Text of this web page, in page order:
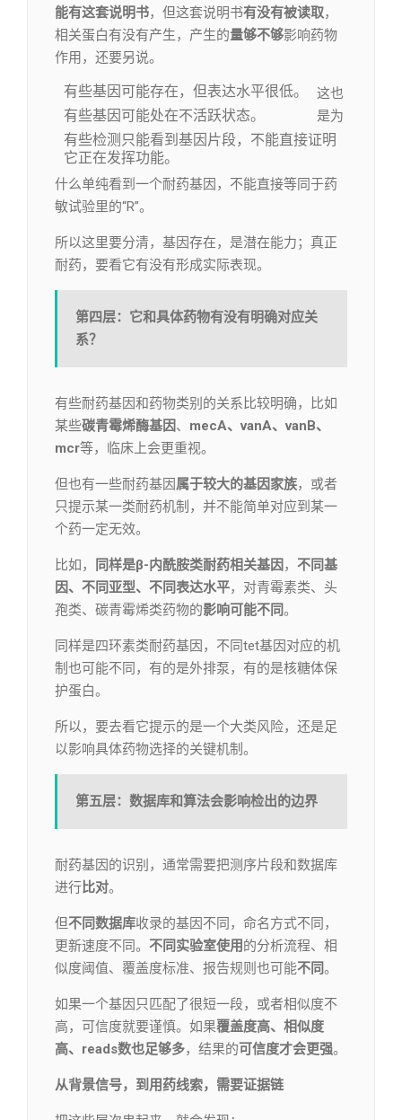
能有这套说明书，但这套说明书有没有被读取，
相关蛋白有没有产生，产生的量够不够影响药物
作用，还要另说。
有些基因可能存在，但表达水平很低。
有些基因可能处在不活跃状态。
有些检测只能看到基因片段，不能直接证明
它正在发挥功能。
这也
是为
什么单纯看到一个耐药基因，不能直接等同于药
敏试验里的“R”。
所以这里要分清，基因存在，是潜在能力；真正
耐药，要看它有没有形成实际表现。
第四层：它和具体药物有没有明确对应关
系？
有些耐药基因和药物类别的关系比较明确，比如
某些碳青霉烯酶基因、 mecA、vanA、vanB、
mcr等，临床上会更重视。
但也有一些耐药基因 属于较大的基因家族，或者
只提示某一类耐药机制，并不能简单对应到某一
个药一定无效。
比如， 同样是β-内酰胺类耐药相关基因 ， 不同基
因、不同亚型、不同表达水平，对青霉素类、头
孢类、碳青霉烯类药物的影响可能不同。
同样是四环素类耐药基因，不同tet基因对应的机
制也可能不同，有的是外排泵，有的是核糖体保
护蛋白。
所以，要去看它提示的是一个大类风险，还是足
以影响具体药物选择的关键机制。
第五层：数据库和算法会影响检出的边界
耐药基因的识别，通常需要把测序片段和数据库
进行比对。
但不同数据库收录的基因不同，命名方式不同，
更新速度不同。 不同实验室使用的分析流程、相
似度阈值、覆盖度标准、报告规则也可能不同。
如果一个基因只匹配了很短一段，或者相似度不
高，可信度就要谨慎。如果覆盖度高、相似度
高、reads数也足够多，结果的可信度才会更强。
从背景信号，到用药线索，需要证据链